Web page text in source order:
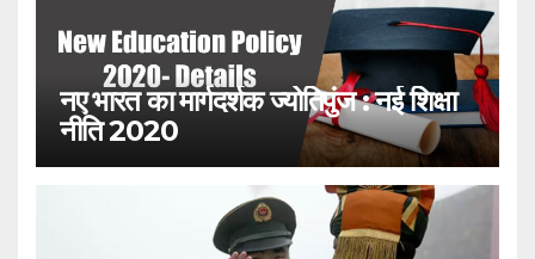
नए भारत का मार्गदर्शक ज्योतिपुंज : नई शिक्षा
नीति 2020